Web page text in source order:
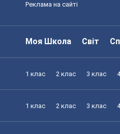
Реклама на сайті
Моя Школа Світ
1 клас 2 клас 3 клас
1 клас 2 клас 3 клас